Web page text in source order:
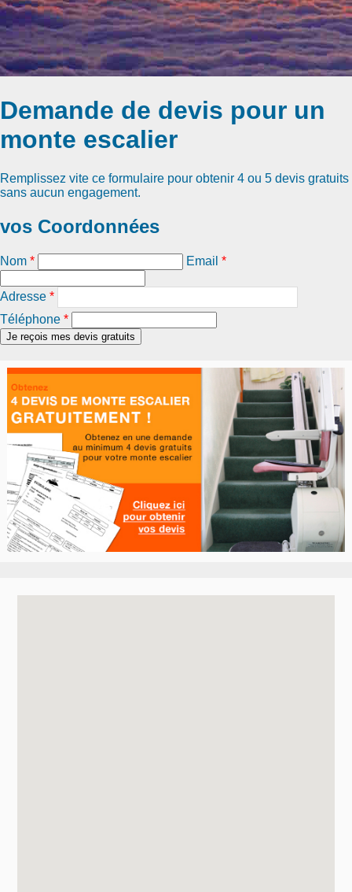
Demande de devis pour un
monte escalier
Remplissez vite ce formulaire pour obtenir 4 ou 5 devis gratuits
sans aucun engagement.
vos Coordonnées
Nom * Email *
Adresse *
Téléphone *